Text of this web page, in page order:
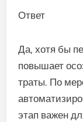
Ответ
Да, хотя бы
повышает
траты. По
этап важен